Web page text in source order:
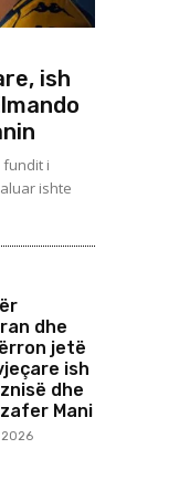
ish
fundit i
ishte
dhe
jetë
ish
dhe
Mani
2026